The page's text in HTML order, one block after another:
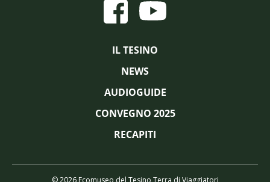
IL TESINO
NEWS
AUDIOGUIDE
CONVEGNO 2025
RECAPITI
© 2026 Ecomuseo del Tesino Terra di Viaggiatori